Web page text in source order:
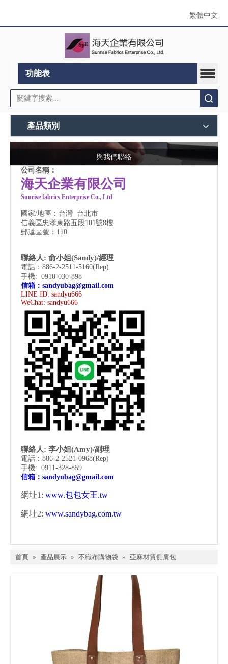
繁體中文
功能表
產品類別
與我們聯絡
公司名稱：
海天企業有限公司
Sunrise fabrics Enterprise Co., Ltd
國家/地區：台灣 台北市
信義區忠孝東路五段101號8樓
郵遞區號：110
聯絡人: 俞小姐(Sandy)/經理
電話：886-2-2511-5160(Rep)
手機: 0910-030-898
信箱： sandyubag@gmail.com
LINE ID: sandyu666
WeChat: sandyu666
聯絡人: 李小姐(Amy)/副理
電話：886-2-2521-0968(Rep)
手機: 0911-328-859
信箱： sandyubag@gmail.com
網址1: www.包包女王.tw
網址2: www.sandybag.com.tw
首頁 » 產品展示 » 不織布購物袋 » 亞麻材質側肩包